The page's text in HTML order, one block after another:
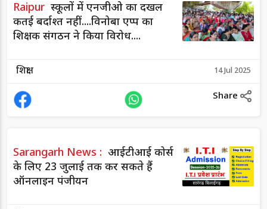
Raipur स्कूलों में एनजीओ का दखल
कतई बर्दाश्त नहीं....विनोबा एप्प का
शिक्षक संगठन ने किया विरोध....
शिक्षा 14 Jul 2025
Share
Sarangarh News : आईटीआई कोर्स
के लिए 23 जुलाई तक कर सकते हैं
ऑनलाइन पंजीयन